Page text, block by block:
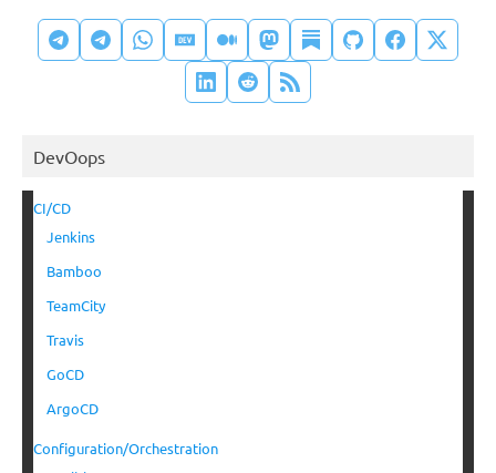
DevOops
CI/CD
Jenkins
Bamboo
TeamCity
Travis
GoCD
ArgoCD
Configuration/Orchestration